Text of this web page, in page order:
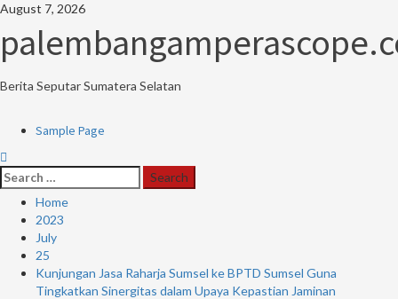
Skip
content
August 7, 2026
Berita Seputar Sumatera Selatan
PrimarySample Page
Search
for:
Home
2023
July
25
Kunjungan Jasa Raharja Sumsel ke BPTD Sumsel Guna
Tingkatkan Sinergitas dalam Upaya Kepastian Jaminan